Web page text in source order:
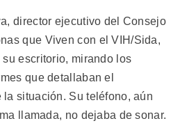
director ejecutivo del Consejo
que Viven con el VIH/Sida,
escritorio, mirando los
que detallaban el
la situación. Su teléfono, aún
llamada, no dejaba de sonar.